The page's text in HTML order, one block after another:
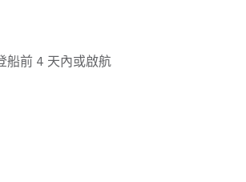
船前 4 天內或啟航